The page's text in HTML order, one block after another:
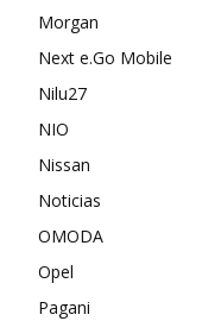
Morgan
Next e.Go Mobile
Nilu27
NIO
Nissan
Noticias
OMODA
Opel
Pagani